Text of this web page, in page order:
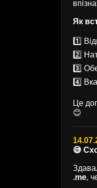
Як
1️⃣
2️⃣
3️⃣
4️⃣
Це
😊
😅
.me,